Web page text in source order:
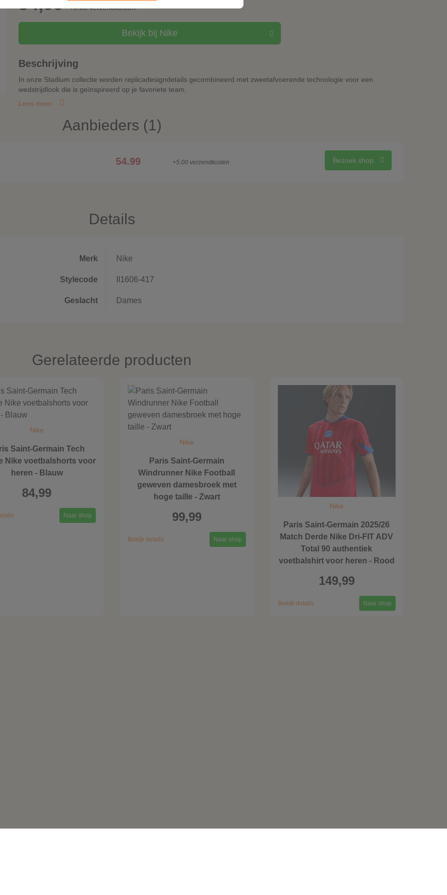
+5.00 verzendkosten
Bekijk bij Nike
Beschrijving
In onze Stadium collectie worden replicadesigndetails gecombineerd met zweetafvoerende technologie voor een
wedstrijdlook die is geïnspireerd op je favoriete team.
Lees meer
Aanbieders (1)
54.99 +5.00 verzendkosten Bezoek shop
Details
Merk Nike
Stylecode II1606-417
Geslacht Dames
Gerelateerde producten
Nike
Saint-Germain Tech
Nike voetbalshorts voor
heren - Blauw
84,99
Naar shop
Nike
Paris Saint-Germain
Windrunner Nike Football
geweven damesbroek met
hoge taille - Zwart
99,99
Bekijk details Naar shop
Nike
Paris Saint-Germain 2025/26
Match Derde Nike Dri-FIT ADV
Total 90 authentiek
voetbalshirt voor heren - Rood
149,99
Bekijk details Naar shop